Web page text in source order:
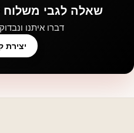
שאלה לגבי משלוח
דברו איתנו
יצירת